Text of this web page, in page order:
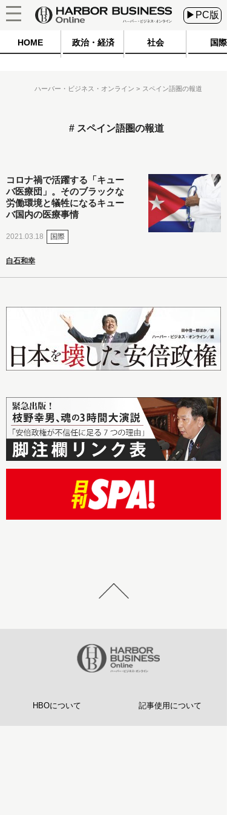
▶PC版
HOME 政治・経済 社会 国際
ハーバー・ビジネス・オンライン スペイン語圏の報道
スペイン語圏の報道
コロナ禍で活躍する「キュー
バ医療団」。そのブラックな
労働環境と犠牲になるキュー
バ国内の医療事情
2021.03.18 国際
白石和幸
HBOについて 記事使用について